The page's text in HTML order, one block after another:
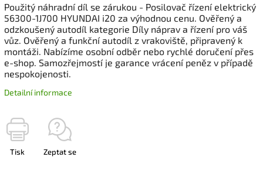
Použitý náhradní díl se zárukou - Posilovač řízení elektrický
56300-1J700 HYUNDAI i20 za výhodnou cenu. Ověřený a
odzkoušený autodíl kategorie Díly náprav a řízení pro váš
vůz. Ověřený a funkční autodíl z vrakoviště, připravený k
montáži. Nabízíme osobní odběr nebo rychlé doručení přes
e-shop. Samozřejmostí je garance vrácení peněz v případě
nespokojenosti.
Detailní informace
Tisk Zeptat se